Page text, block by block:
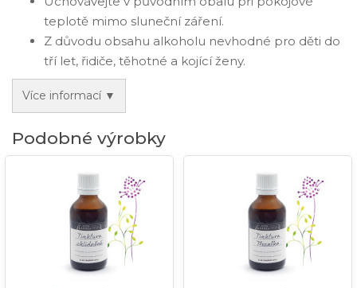
teplotě mimo sluneční záření.
Z důvodu obsahu alkoholu nevhodné pro děti do
tří let, řidiče, těhotné a kojící ženy.
Více informací ▼
Podobné výrobky